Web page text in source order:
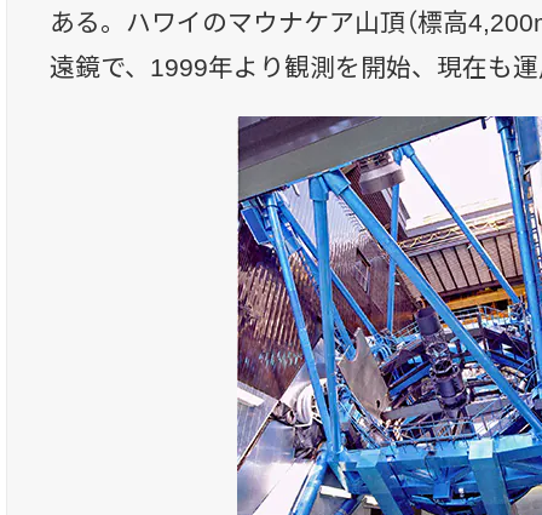
ある。ハワイのマウナケア山頂（標高
遠鏡で、1999年より観測を開始、現在も